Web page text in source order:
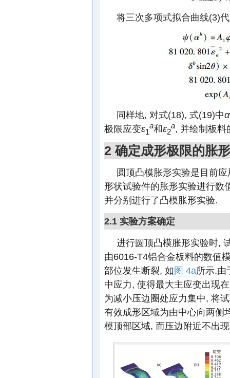
将三次多项式拟合曲线(3)
同样地, 对式(18), 式(19)中α
极限应变ε1
a和ε2
a, 并绘制板料
2 确定成形极限的胀
圆顶凸模胀形实验是目前
形状试验件的胀形实验进行数
并分别进行了凸模胀形实验.
2.1 实验方案确定
进行圆顶凸模胀形实验时,
由6016-T4铝合金板料的数值
部位发生断裂, 如图 4a所示.由
中应力, 使得最大主应变出现
为减小压边圈处应力集中, 将
有效成形区域为由中心向两侧
模顶部区域, 而压边附近不出